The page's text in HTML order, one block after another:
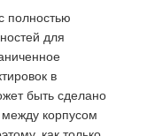
Новости
полностью
для
в
быть сделано
корпусом